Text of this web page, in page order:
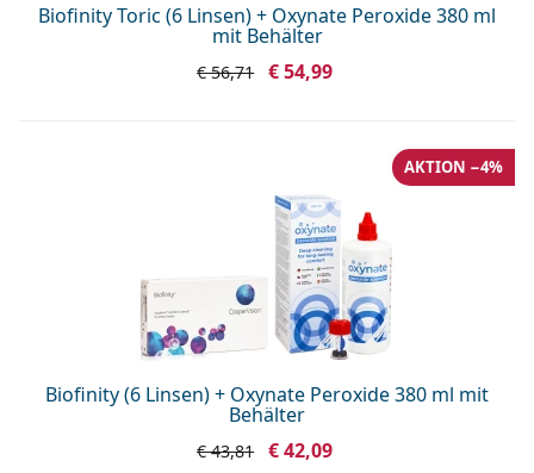
Biofinity Toric (6 Linsen) + Oxynate Peroxide 380 ml
mit Behälter
€ 56,71 € 54,99
Biofinity (6 Linsen) + Oxynate Peroxide 380 ml mit
Behälter
AKTION −4%
€ 43,81 € 42,09